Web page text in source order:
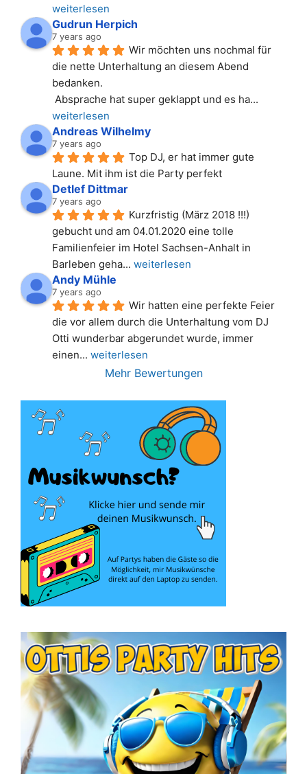
weiterlesen
Gudrun Herpich
7 years ago
Wir möchten uns nochmal für
die nette Unterhaltung an diesem Abend
bedanken.
Absprache hat super geklappt und es ha
weiterlesen
Andreas Wilhelmy
7 years ago
Top DJ, er hat immer gute
Laune. Mit ihm ist die Party perfekt
Detlef Dittmar
7 years ago
Kurzfristig (März 2018 !!!)
gebucht und am 04.01.2020 eine tolle
Familienfeier im Hotel Sachsen-Anhalt in
Barleben geha... weiterlesen
Andy Mühle
7 years ago
Wir hatten eine perfekte Feier
die vor allem durch die Unterhaltung vom DJ
Otti wunderbar abgerundet wurde, immer
einen... weiterlesen
Mehr Bewertungen